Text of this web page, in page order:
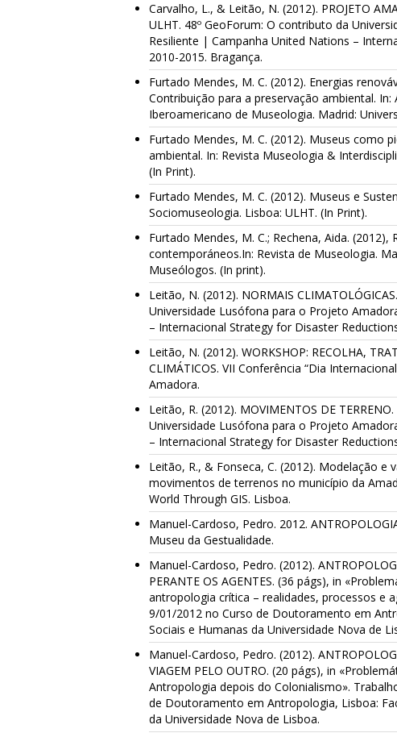
Carvalho, L., & Leitão, N. (2012). PROJETO
ULHT. 48º GeoForum: O contributo da
Resiliente | Campanha United Nations –
2010-2015. Bragança.
Furtado Mendes, M. C. (2012). Energias
Contribuição para a preservação ambiental. In:
Iberoamericano de Museologia. Madrid:
Furtado Mendes, M. C. (2012). Museus como
ambiental. In: Revista Museologia &
(In Print).
Furtado Mendes, M. C. (2012). Museus e
Sociomuseologia. Lisboa: ULHT. (In Print).
Furtado Mendes, M. C.; Rechena, Aida.
contemporáneos.In: Revista de Museologia.
Museólogos. (In print).
Leitão, N. (2012). NORMAIS
Universidade Lusófona para o Projeto
– Internacional Strategy for Disaster
Leitão, N. (2012). WORKSHOP: RECOLHA,
CLIMÁTICOS. VII Conferência “Dia
Amadora.
Leitão, R. (2012). MOVIMENTOS DE
Universidade Lusófona para o Projeto
– Internacional Strategy for Disaster
Leitão, R., & Fonseca, C. (2012). Modelação e
movimentos de terrenos no município da
World Through GIS. Lisboa.
Manuel-Cardoso, Pedro. 2012.
Museu da Gestualidade.
Manuel-Cardoso, Pedro. (2012).
PERANTE OS AGENTES. (36 págs), in
antropologia crítica – realidades, processos e
9/01/2012 no Curso de Doutoramento em
Sociais e Humanas da Universidade Nova de
Manuel-Cardoso, Pedro. (2012).
VIAGEM PELO OUTRO. (20 págs), in
Antropologia depois do Colonialismo».
de Doutoramento em Antropologia, Lisboa:
da Universidade Nova de Lisboa.